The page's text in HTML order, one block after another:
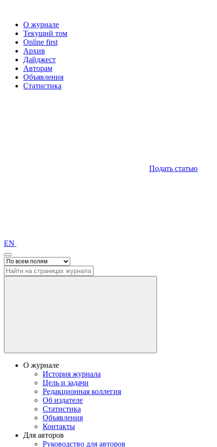
О журнале
Текущий том
Online first
Архив
Дайджест
Авторам
Объявления
Статистика
Подать статью
EN
О журнале
История журнала
Цель и задачи
Редакционная коллегия
Об издателе
Статистика
Объявления
Контакты
Для авторов
Руководство для авторов